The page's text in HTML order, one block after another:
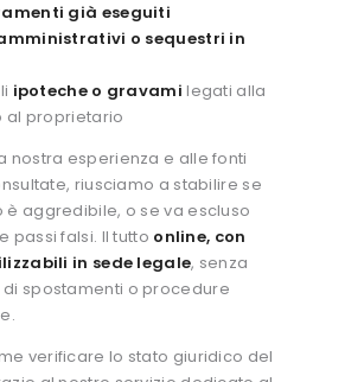
già eseguiti
o sequestri in
ipoteche o gravami legati alla
al proprietario
nostra esperienza e alle fonti
riusciamo a stabilire se
è aggredibile, o se va escluso
passi falsi. Il tutto online, con
in sede legale, senza
spostamenti o procedure
verificare lo stato giuridico del